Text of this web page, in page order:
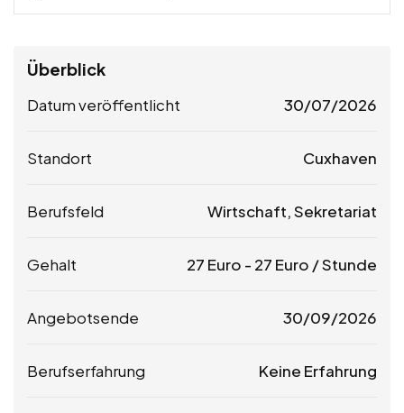
Überblick
Datum veröffentlicht 30/07/2026
Standort Cuxhaven
Berufsfeld Wirtschaft, Sekretariat
Gehalt 27 Euro - 27 Euro / Stunde
Angebotsende 30/09/2026
Berufserfahrung Keine Erfahrung